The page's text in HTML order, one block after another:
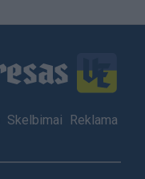
Skelbimai
Reklama